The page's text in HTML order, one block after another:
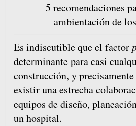
5 recomendaciones
ambientación de
Es indiscutible que el factor
determinante para casi
construcción, y
existir una estrecha
equipos de diseño,
un hospital.